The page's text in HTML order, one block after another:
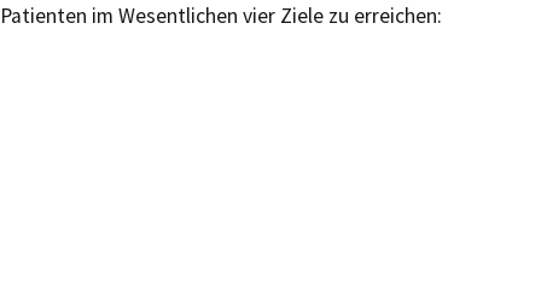
Patienten im Wesentlichen vier Ziele zu erreichen: